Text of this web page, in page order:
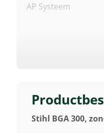
Stihl BGA 300,
AP Systeem
26 N
Max.